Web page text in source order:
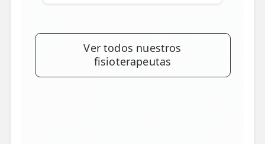
Ver todos nuestros
fisioterapeutas